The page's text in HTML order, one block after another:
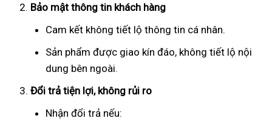
Bảo mật thông tin khách hàng
Cam kết không tiết lộ thông tin cá nhân.
Sản phẩm được giao kín đáo, không tiết lộ nội
dung bên ngoài.
Đổi trả tiện lợi, không rủi ro
Nhận đổi trả nếu: